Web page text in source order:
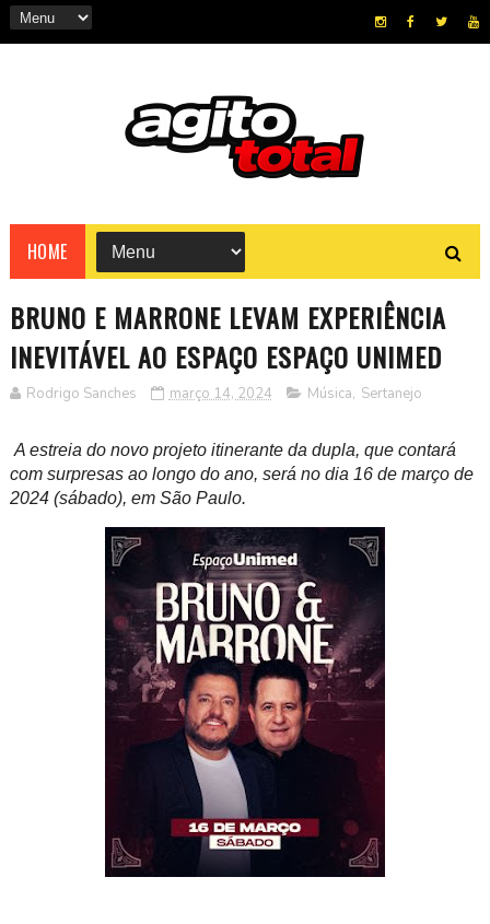
HOME
BRUNO E MARRONE LEVAM EXPERIÊNCIA
INEVITÁVEL AO ESPAÇO ESPAÇO UNIMED
Rodrigo Sanches março 14, 2024 Música, Sertanejo
A estreia do novo projeto itinerante da dupla, que contará
com surpresas ao longo do ano, será no dia 16 de março de
2024 (sábado), em São Paulo.